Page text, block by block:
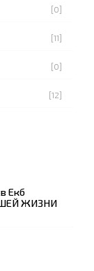
[0]
[11]
[0]
[12]
Екб
ЖИЗНИ